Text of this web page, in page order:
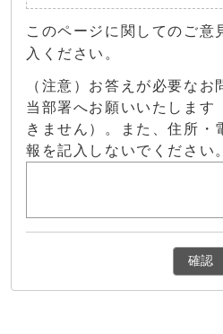
このページに関してのご意
入ください。
（注意）お答えが必要なお
当部署へお願いいたします
きません）。また、住所・
報を記入しないでください。
確認